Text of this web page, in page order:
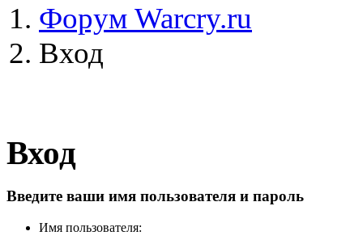
Форум Warcry.ru
Вход
Вход
Введите ваши имя пользователя и пароль
Имя пользователя: